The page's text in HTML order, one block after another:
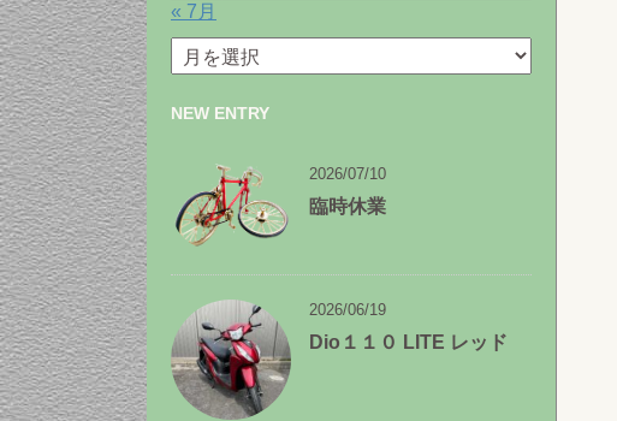
« 7月
月
別
ー
ブ
NEW ENTRY
2026/07/10
臨時休業
2026/06/19
Dio１１０ LITE レッド